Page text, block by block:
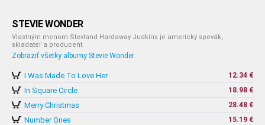
STEVIE WONDER
Vlastným menom Stevland Hardaway Judkins je americký spevák,
skladateľ a producent.
Zobraziť všetky albumy Stevie Wonder
I Was Made To Love Her 12.34 €
In Square Circle 18.98 €
Merry Christmas 28.48 €
Number Ones 15.19 €